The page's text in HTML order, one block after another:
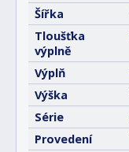
Šířka
Tloušťka
výplně
Výplň
Výška
Série
Provedení